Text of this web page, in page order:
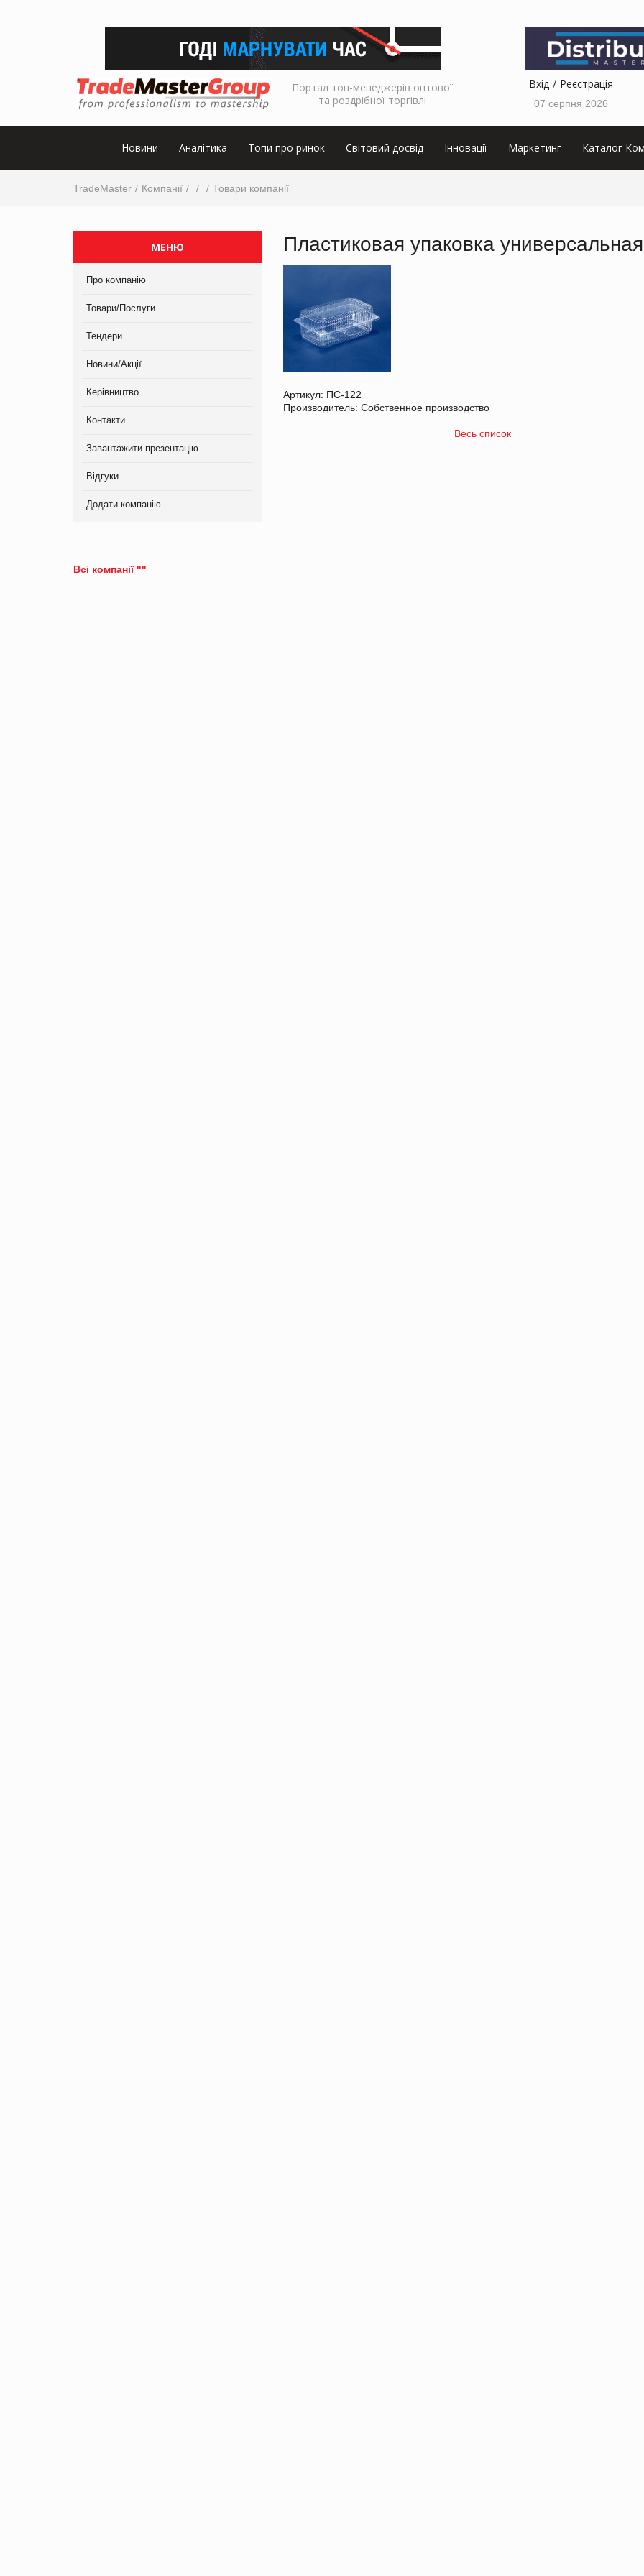
Портал топ-менеджерів оптової
та роздрібної торгівлі
Вхід Реєстрація
07 серпня 2026
Новини Аналітика Топи про ринок Світовий досвід Інновації Маркетинг Каталог
TradeMaster Компанії Товари компанії
МЕНЮ
Про компанію
Товари/Послуги
Тендери
Новини/Акції
Керівництво
Контакти
Завантажити презентацію
Відгуки
Додати компанію
Пластиковая упаковка универсальная
Артикул: ПС-122
Производитель: Собственное производство
Весь список
Всі компанії ""